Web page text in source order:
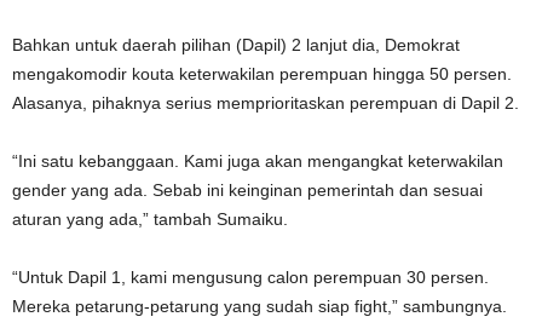
Bahkan untuk daerah pilihan (Dapil) 2 lanjut dia, Demokrat
mengakomodir kouta keterwakilan perempuan hingga 50 persen.
Alasanya, pihaknya serius memprioritaskan perempuan di Dapil 2.
“Ini satu kebanggaan. Kami juga akan mengangkat keterwakilan
gender yang ada. Sebab ini keinginan pemerintah dan sesuai
aturan yang ada,” tambah Sumaiku.
“Untuk Dapil 1, kami mengusung calon perempuan 30 persen.
Mereka petarung-petarung yang sudah siap fight,” sambungnya.